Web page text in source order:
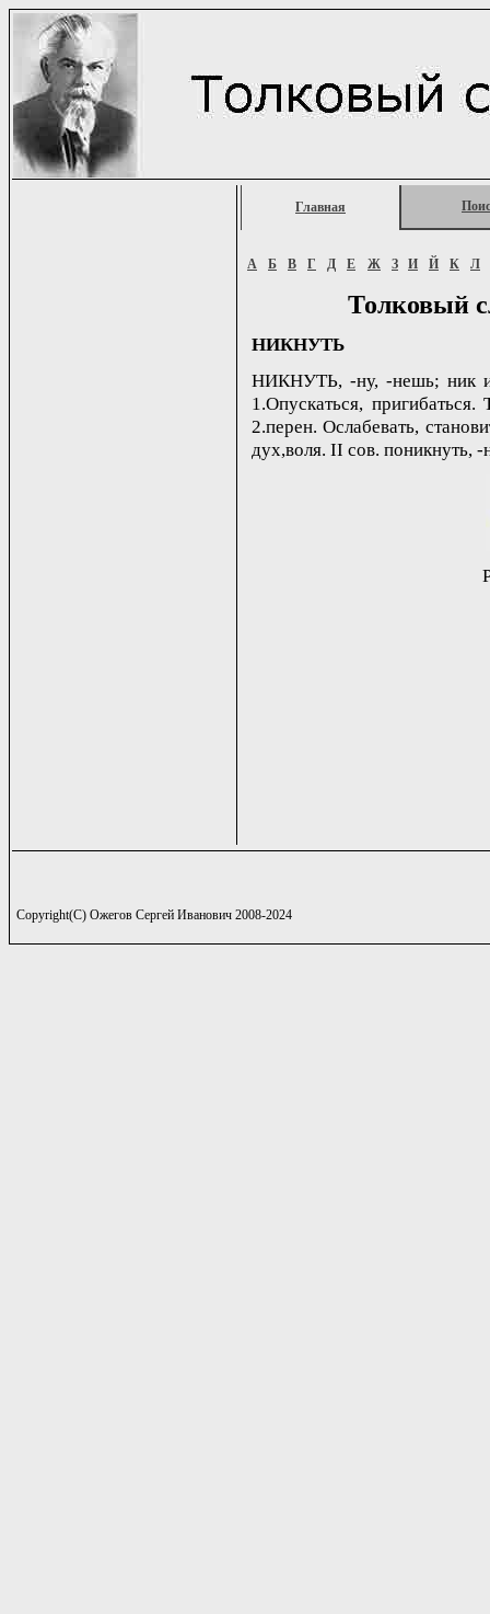
Главная
А Б В Г Д Е Ж З И Й К Л
Толковый
НИКНУТЬ
НИКНУТЬ, -ну, -нешь; ник и
1.Опускаться,
2.перен. Ослабевать,
дух,воля. II сов. поникнуть,
Copyright(C) Ожегов Сергей Иванович 2008-2024